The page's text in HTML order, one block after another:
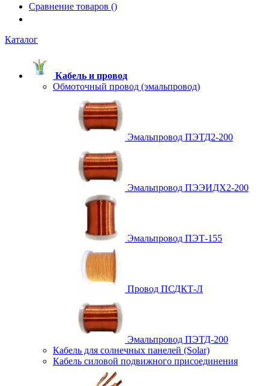
Сравнение товаров ()
Каталог
Кабель и провод
Обмоточный провод (эмальпровод)
Эмальпровод ПЭТД2-200
Эмальпровод ПЭЭИДХ2-200
Эмальпровод ПЭТ-155
Провод ПСДКТ-Л
Эмальпровод ПЭТД-200
Кабель для солнечных панелей (Solar)
Кабель силовой подвижного присоединения